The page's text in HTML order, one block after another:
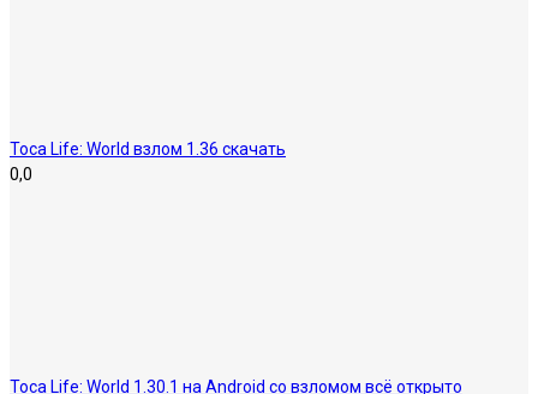
Toca Life: World взлом 1.36 скачать
0,0
Toca Life: World 1.30.1 на Android cо взломом всё открыто